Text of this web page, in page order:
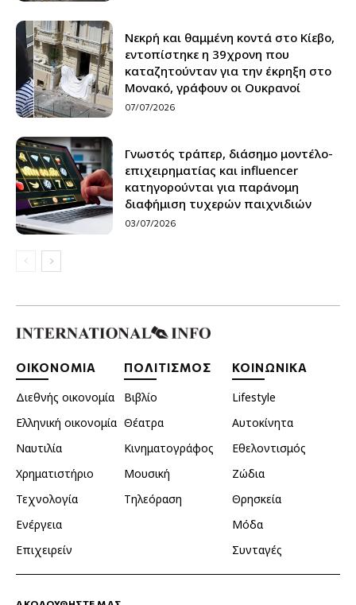
Νεκρή και θαμμένη κοντά στο Κίεβο,
εντοπίστηκε η 39χρονη που
καταζητούνταν για την έκρηξη στο
Μονακό, γράφουν οι Ουκρανοί
07/07/2026
Γνωστός τράπερ, διάσημο μοντέλο-
επιχειρηματίας και influencer
κατηγορούνται για παράνομη
διαφήμιση τυχερών παιχνιδιών
03/07/2026
ΟΙΚΟΝΟΜΙΑ
Διεθνής οικονομία
Ελληνική οικονομία
Ναυτιλία
Χρηματιστήριο
Τεχνολογία
Ενέργεια
Επιχειρείν
ΠΟΛΙΤΙΣΜΟΣ
Βιβλίο
Θέατρα
Κινηματογράφος
Μουσική
Τηλεόραση
ΚΟΙΝΩΝΙΚΑ
Lifestyle
Αυτοκίνητα
Εθελοντισμός
Ζώδια
Θρησκεία
Μόδα
Συνταγές